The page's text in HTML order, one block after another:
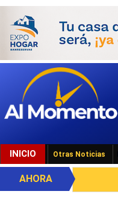
INICIO Otras Noticias
AHORA